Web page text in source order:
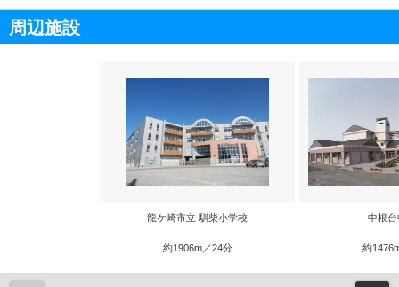
周辺施設
龍ケ崎市立 馴柴小学校
約1906m／24分
中根台
約